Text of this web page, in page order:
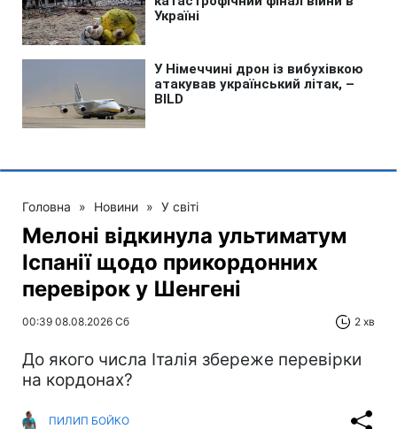
Головна » Новини » У світі
Мелоні відкинула ультиматум
Іспанії щодо прикордонних
перевірок у Шенгені
00:39 08.08.2026 Сб 2 хв
До якого числа Італія збереже перевірки
на кордонах?
ПИЛИП БОЙКО